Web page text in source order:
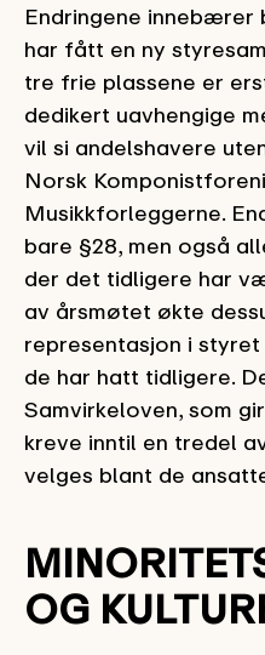
Endringene innebærer
har fått en ny
tre frie plassene er
dedikert uavhengige
vil si andelshavere
Norsk
Musikkforleggerne.
bare §28, men også
der det tidligere har
av årsmøtet økte
representasjon i
de har hatt tidligere.
Samvirkeloven, som
kreve inntil en tredel
velges blant de
OG